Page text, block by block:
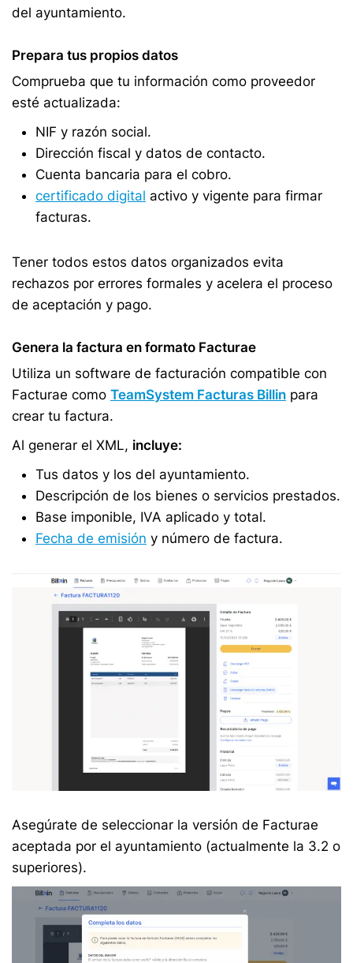
del ayuntamiento.
Prepara tus propios datos
Comprueba que tu información como proveedor
esté actualizada:
NIF y razón social.
Dirección fiscal y datos de contacto.
Cuenta bancaria para el cobro.
certificado digital activo y vigente para firmar
facturas.
Tener todos estos datos organizados evita
rechazos por errores formales y acelera el proceso
de aceptación y pago.
Genera la factura en formato Facturae
Utiliza un software de facturación compatible con
Facturae como TeamSystem Facturas Billin para
crear tu factura.
Al generar el XML, incluye:
Tus datos y los del ayuntamiento.
Descripción de los bienes o servicios prestados.
Base imponible, IVA aplicado y total.
Fecha de emisión y número de factura.
Asegúrate de seleccionar la versión de Facturae
aceptada por el ayuntamiento (actualmente la 3.2 o
superiores).